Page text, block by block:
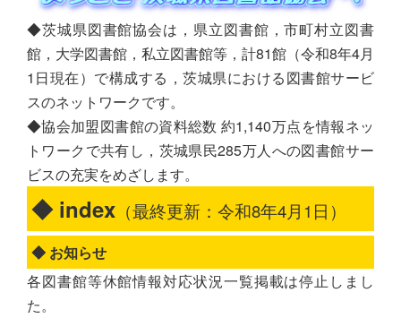
◆茨城県図書館協会は，県立図書館，市町村立図書
館，大学図書館，私立図書館等，計81館（令和8年4月
1日現在）で構成する，茨城県における図書館サービ
スのネットワークです。
◆協会加盟図書館の資料総数 約1,140万点を情報ネッ
トワークで共有し，茨城県民285万人への図書館サー
ビスの充実をめざします。
◆ index （最終更新：令和8年4月1日）
◆ お知らせ
各図書館等休館情報対応状況一覧掲載は停止しまし
た。